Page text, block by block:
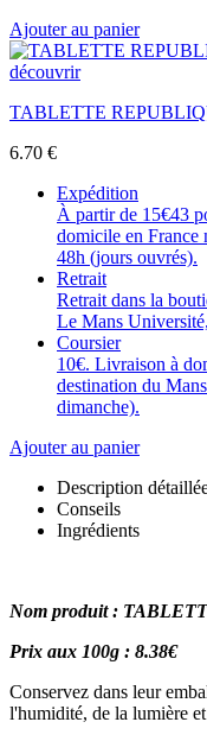
Ajouter au panier
découvrir
TABLETTE
6.70 €
Expédition
À partir de 15€43
domicile en France
48h (jours ouvrés).
Retrait
Retrait dans la
Le Mans
Coursier
10€. Livraison à
destination du
dimanche).
Ajouter au panier
Description
Conseils
Ingrédients
Nom produit :
Prix aux 100g : 8.38€
Conservez dans leur
l'humidité, de la lumière